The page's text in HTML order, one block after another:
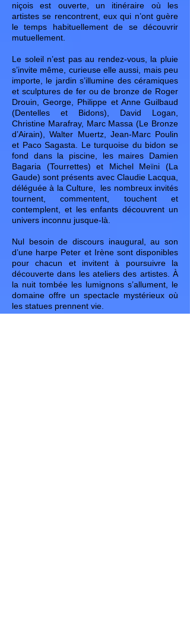
niçois est ouverte, un itinéraire où les
artistes se rencontrent, eux qui n’ont guère
le temps habituellement de se découvrir
mutuellement.
Le soleil n’est pas au rendez-vous, la pluie
s’invite même, curieuse elle aussi, mais peu
importe, le jardin s’illumine des céramiques
et sculptures de fer ou de bronze de Roger
Drouin, George, Philippe et Anne Guilbaud
(Dentelles et Bidons), David Logan,
Christine Marafray, Marc Massa (Le Bronze
d’Airain), Walter Muertz, Jean-Marc Poulin
et Paco Sagasta. Le turquoise du bidon se
fond dans la piscine, les maires Damien
Bagaria (Tourrettes) et Michel Meïni (La
Gaude) sont présents avec Claudie Lacqua,
déléguée à la Culture, les nombreux invités
tournent, commentent, touchent et
contemplent, et les enfants découvrent un
univers inconnu jusque-là.
Nul besoin de discours inaugural, au son
d’une harpe Peter et Irène sont disponibles
pour chacun et invitent à poursuivre la
découverte dans les ateliers des artistes. À
la nuit tombée les lumignons s’allument, le
domaine offre un spectacle mystérieux où
les statues prennent vie.
Nelly Orengo